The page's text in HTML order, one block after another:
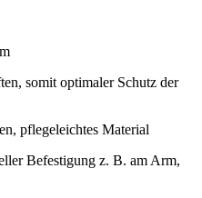
somit optimaler Schutz der
pflegeleichtes Material
Befestigung z. B. am Arm,